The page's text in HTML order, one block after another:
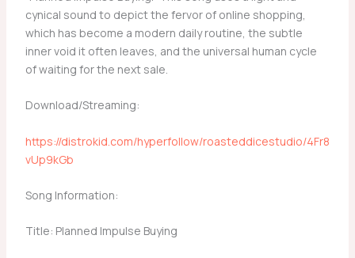
cynical sound to depict the fervor of online shopping,
which has become a modern daily routine, the subtle
inner void it often leaves, and the universal human cycle
of waiting for the next sale.
Download/Streaming:
https://distrokid.com/hyperfollow/roasteddicestudio/4Fr8
vUp9kGb
Song Information:
Title: Planned Impulse Buying